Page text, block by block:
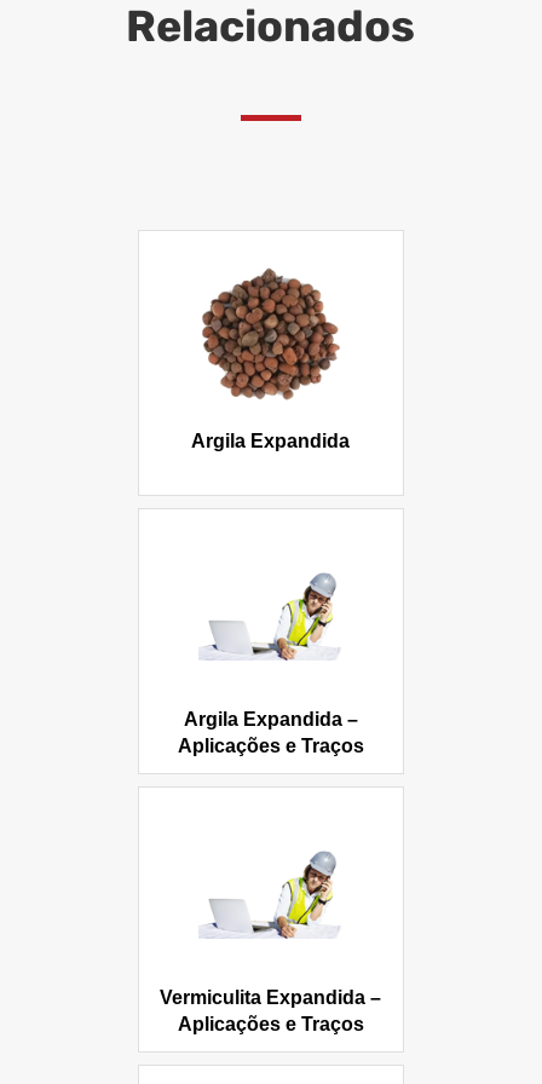
Relacionados
Argila Expandida
Argila Expandida –
Aplicações e Traços
Vermiculita Expandida –
Aplicações e Traços